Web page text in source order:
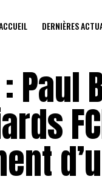
DERNIÈRES
Paul